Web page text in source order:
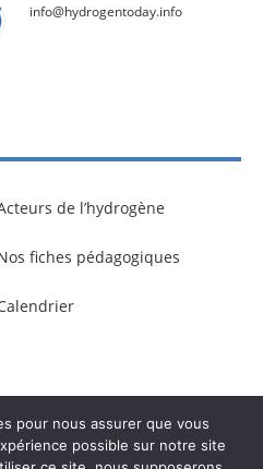
info@hydrogentoday.info
de l’hydrogène
fiches pédagogiques
2026
pour nous assurer que vous
possible sur notre site